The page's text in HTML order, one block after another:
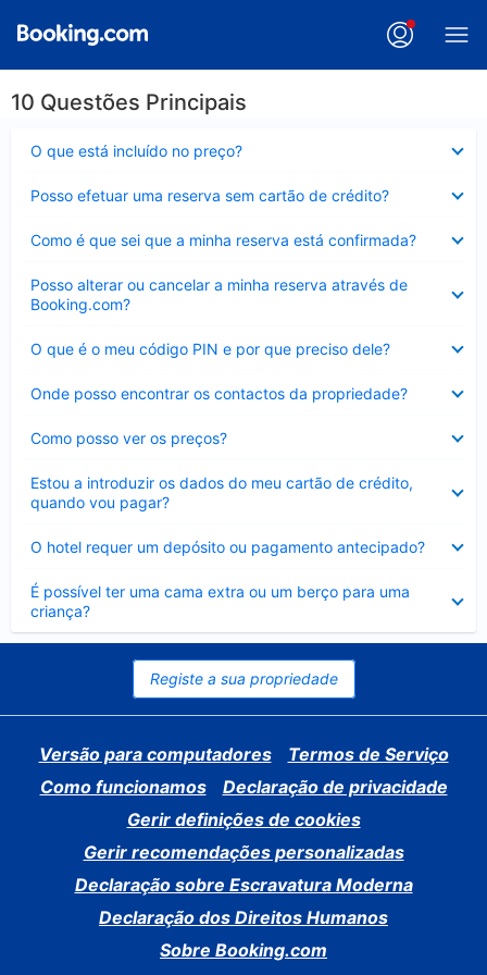
10 Questões Principais
O que está incluído no preço?
fechado
Posso efetuar uma reserva sem cartão de crédito?
fechado
Como é que sei que a minha reserva está confirmada?
fechado
Posso alterar ou cancelar a minha reserva através de
Booking.com?
fechado
O que é o meu código PIN e por que preciso dele?
fechado
Onde posso encontrar os contactos da propriedade?
fechado
Como posso ver os preços?
fechado
Estou a introduzir os dados do meu cartão de crédito,
quando vou pagar?
fechado
O hotel requer um depósito ou pagamento antecipado?
fechado
É possível ter uma cama extra ou um berço para uma
criança?
Elemento
fechado
Registe a sua propriedade
Versão para computadores
Termos de Serviço
Como funcionamos
Declaração de privacidade
Gerir definições de cookies
Gerir recomendações personalizadas
Declaração sobre Escravatura Moderna
Declaração dos Direitos Humanos
Sobre Booking.com